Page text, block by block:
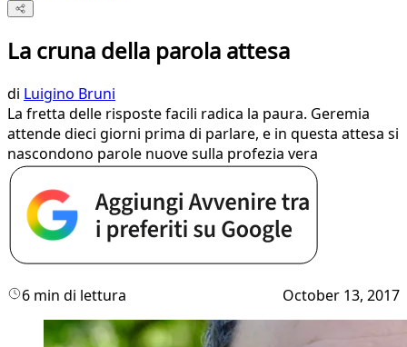
La cruna della parola attesa
di Luigino Bruni
La fretta delle risposte facili radica la paura. Geremia
attende dieci giorni prima di parlare, e in questa attesa si
nascondono parole nuove sulla profezia vera
6 min di lettura October 13, 2017